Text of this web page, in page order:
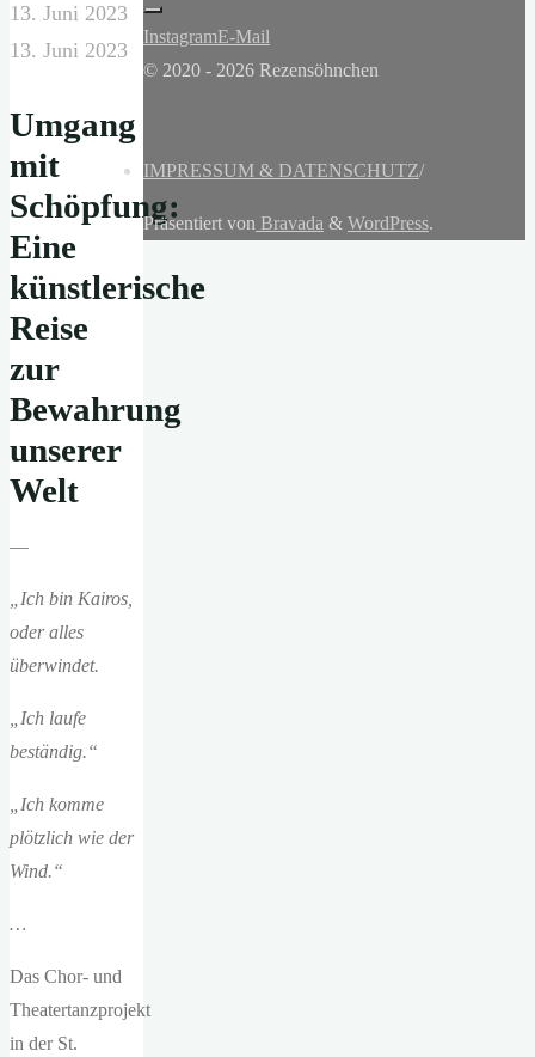
13. Juni 2023
13. Juni 2023
Umgang
mit
Schöpfung:
Eine
künstlerische
Reise
zur
Bewahrung
unserer
Welt
—
„Ich bin Kairos,
oder alles
überwindet.
„Ich laufe
beständig.“
„Ich komme
plötzlich wie der
Wind.“
…
Das Chor- und
Theatertanzprojekt
in der St.
InstagramE-Mail
© 2020 - 2026 Rezensöhnchen
IMPRESSUM & DATENSCHUTZ/
Präsentiert von Bravada & WordPress.